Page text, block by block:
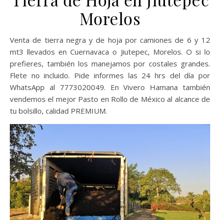
Morelos
Venta de tierra negra y de hoja por camiones de 6 y 12
mt3 llevados en Cuernavaca o Jiutepec, Morelos. O si lo
prefieres, también los manejamos por costales grandes.
Flete no incluido. Pide informes las 24 hrs del día por
WhatsApp al 7773020049. En Vivero Hamana también
vendemos el mejor Pasto en Rollo de México al alcance de
tu bolsillo, calidad PREMIUM.